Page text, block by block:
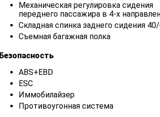
Механическая регулировка сидения
переднего пассажира в 4-х
Складная спинка заднего сидения
Съемная багажная полка
Безопасность
ABS+EBD
ESC
Иммобилайзер
Противоугонная система